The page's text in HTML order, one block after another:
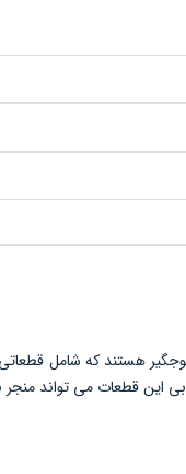
هستند که شامل
این قطعات می تواند